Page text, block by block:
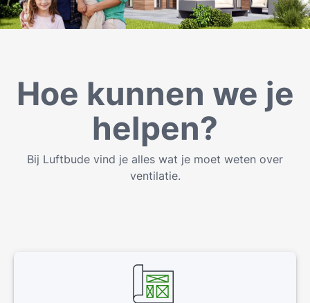
Hoe kunnen we je
helpen?
Bij Luftbude vind je alles wat je moet weten over
ventilatie.